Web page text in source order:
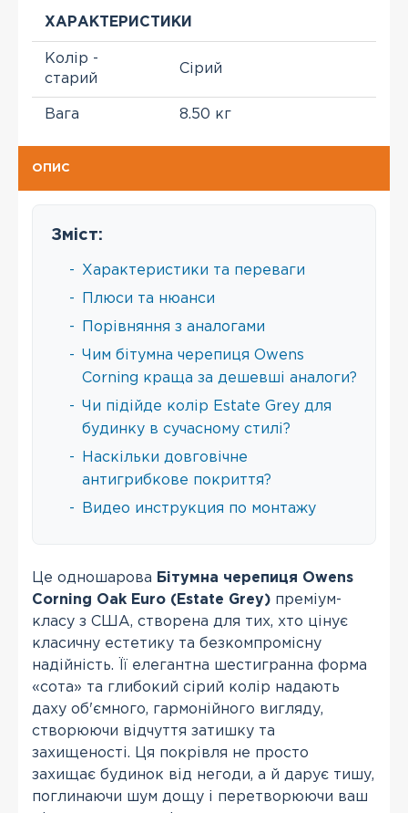
ХАРАКТЕРИСТИКИ
Колір -
старий
Сірий
Вага 8.50 кг
ОПИС
Зміст:
- Характеристики та переваги
- Плюси та нюанси
- Порівняння з аналогами
- Чим бітумна черепиця Owens
Corning краща за дешевші аналоги?
- Чи підійде колір Estate Grey для
будинку в сучасному стилі?
-
Наскільки довговічне
антигрибкове покриття?
- Видео инструкция по монтажу
Це одношарова Бітумна черепиця Owens
Corning Oak Euro (Estate Grey) преміум-
класу з США, створена для тих, хто цінує
класичну естетику та безкомпромісну
надійність. Її елегантна шестигранна форма
«сота» та глибокий сірий колір надають
даху об'ємного, гармонійного вигляду,
створюючи відчуття затишку та
захищеності. Ця покрівля не просто
захищає будинок від негоди, а й дарує тишу,
поглинаючи шум дощу і перетворюючи ваш